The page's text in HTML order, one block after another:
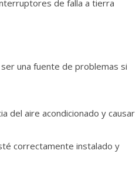
de falla a tierra
una fuente de problemas si
del aire acondicionado y causar
correctamente instalado y